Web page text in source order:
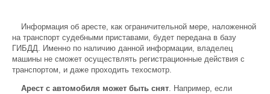
Информация об аресте, как ограничительной мере, наложенной
на транспорт судебными приставами, будет передана в базу
ГИБДД. Именно по наличию данной информации, владелец
машины не сможет осуществлять регистрационные действия с
транспортом, и даже проходить техосмотр.
Арест с автомобиля может быть снят. Например, если